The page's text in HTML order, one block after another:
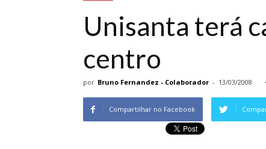
Unisanta terá
centro
por Bruno Fernandez - Colaborador - 13/03/2008
Compartilhar no Facebook